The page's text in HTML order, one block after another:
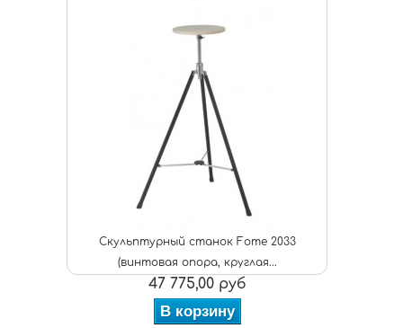
Скульптурный станок Fome 2033
(винтовая опора, круглая...
47 775,00 руб
В корзину